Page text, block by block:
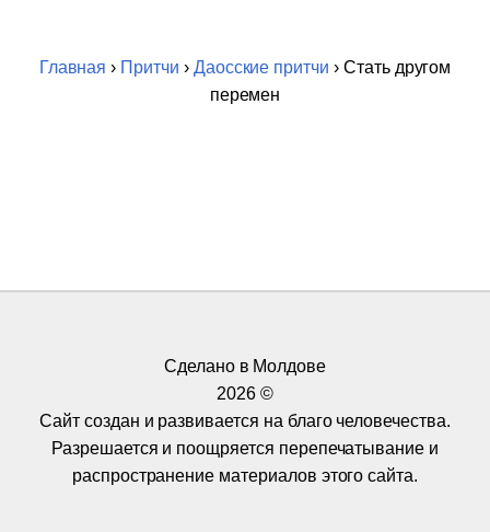
Главная › Притчи › Даосские притчи › Стать другом
перемен
Сделано в Молдове
2026 ©
Сайт создан и развивается на благо человечества.
Разрешается и поощряется перепечатывание и
распространение материалов этого сайта.